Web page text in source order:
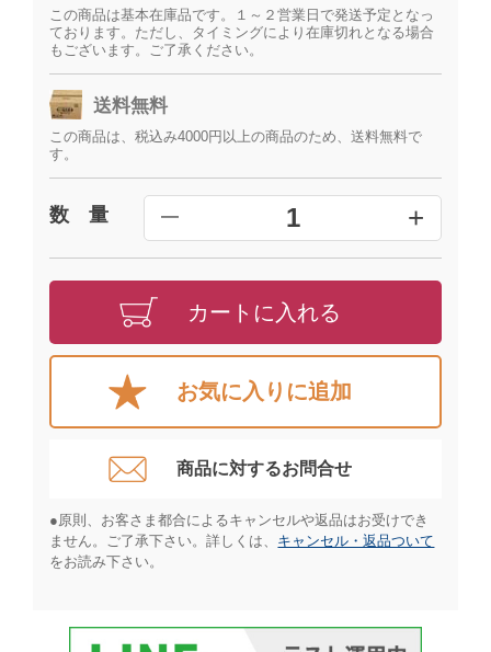
この商品は基本在庫品です。１～２営業日で発送予定となっ
ております。ただし、タイミングにより在庫切れとなる場合
もございます。ご了承ください。
送料無料
この商品は、税込み4000円以上の商品のため、送料無料で
す。
数 量 ━ 1 +
カートに入れる
お気に入りに追加
商品に対するお問合せ​
●原則、お客さま都合によるキャンセルや返品はお受けでき
ません。ご了承下さい。詳しくは、 キャンセル・返品ついて
をお読み下さい。​